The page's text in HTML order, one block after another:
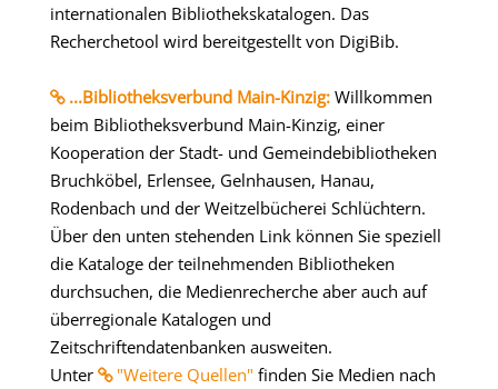
internationalen Bibliothekskatalogen. Das
Recherchetool wird bereitgestellt von DigiBib.
...Bibliotheksverbund Main-Kinzig: Willkommen
beim Bibliotheksverbund Main-Kinzig, einer
Kooperation der Stadt- und Gemeindebibliotheken
Bruchköbel, Erlensee, Gelnhausen, Hanau,
Rodenbach und der Weitzelbücherei Schlüchtern.
Über den unten stehenden Link können Sie speziell
die Kataloge der teilnehmenden Bibliotheken
durchsuchen, die Medienrecherche aber auch auf
überregionale Katalogen und
Zeitschriftendatenbanken ausweiten.
Unter
"Weitere Quellen" finden Sie Medien nach